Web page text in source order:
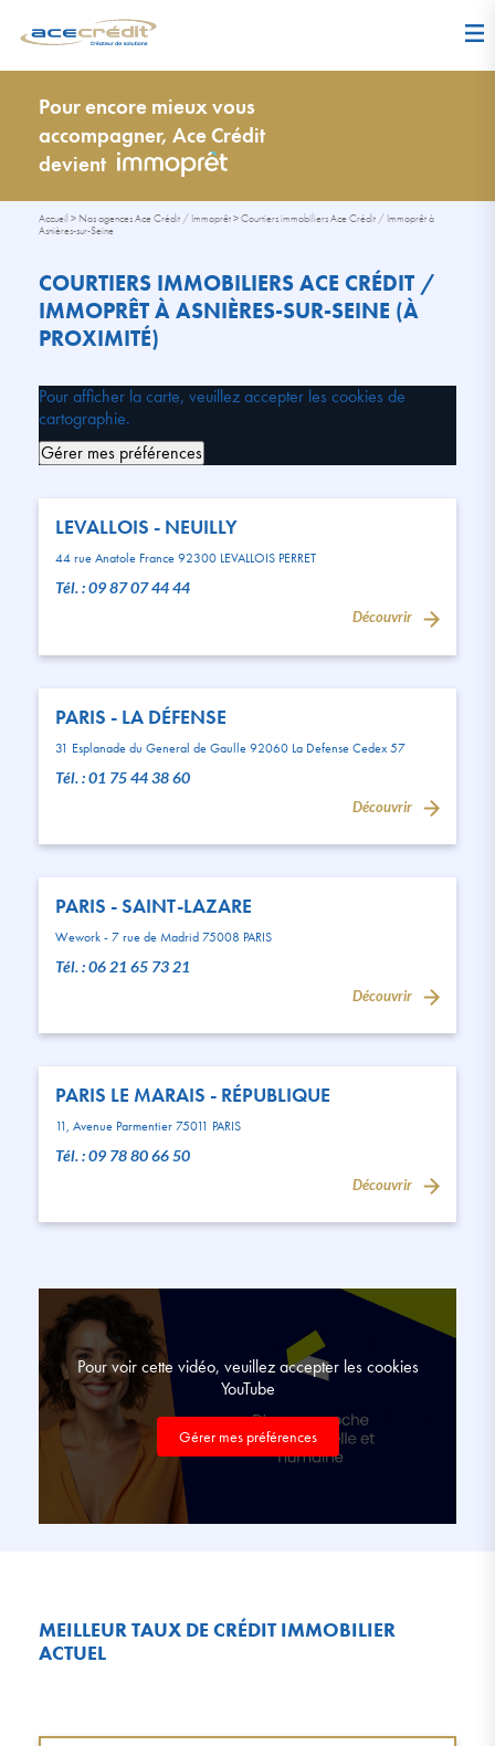
Pour encore mieux vous
accompagner, Ace Crédit
devient
Accueil > Nos agences Ace Crédit / Immoprêt>Courtiers immobiliers Ace Crédit / Immoprêt à
Asnières-sur-Seine
COURTIERS IMMOBILIERS ACE CRÉDIT /
IMMOPRÊT À ASNIÈRES-SUR-SEINE (À
PROXIMITÉ)
Pour afficher la carte, veuillez accepter les cookies de
cartographie.
Gérer mes préférences
LEVALLOIS - NEUILLY
44 rue Anatole France 92300 LEVALLOIS PERRET
Tél. : 09 87 07 44 44
Découvrir
PARIS - LA DÉFENSE
31 Esplanade du General de Gaulle 92060 La Defense Cedex 57
Tél. : 01 75 44 38 60
Découvrir
PARIS - SAINT-LAZARE
Wework - 7 rue de Madrid 75008 PARIS
Tél. : 06 21 65 73 21
Découvrir
PARIS LE MARAIS - RÉPUBLIQUE
11, Avenue Parmentier 75011 PARIS
Tél. : 09 78 80 66 50
Découvrir
Pour voir cette vidéo, veuillez accepter les cookies
YouTube
Gérer mes préférences
MEILLEUR TAUX DE CRÉDIT IMMOBILIER
ACTUEL